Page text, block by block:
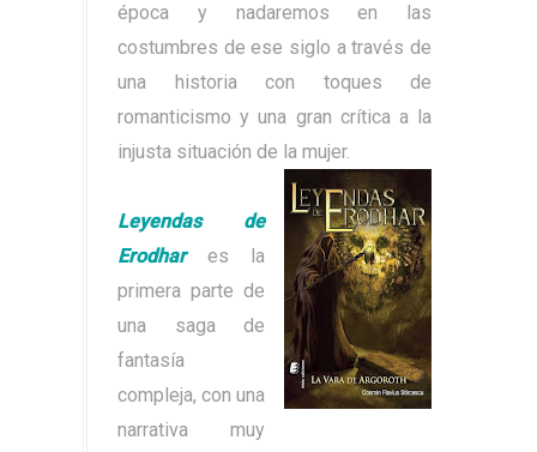
época y nadaremos en las
costumbres de ese siglo a través de
una historia con toques de
romanticismo y una gran crítica a la
injusta situación de la mujer.
Leyendas de
Erodhares la
primera parte de
una saga de
fantasía
compleja, con una
narrativa muy